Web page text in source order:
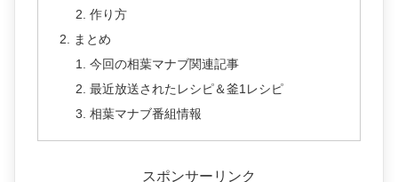
作り方
まとめ
今回の相葉マナブ関連記事
最近放送されたレシピ＆釜1レシピ
相葉マナブ番組情報
スポンサーリンク